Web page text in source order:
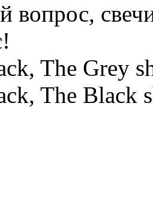
вопрос,
The Grey
The Black